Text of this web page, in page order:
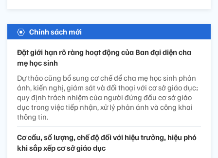
Chính sách mới
Đặt giới hạn rõ ràng hoạt động của Ban đại diện cha
mẹ học sinh
Dự thảo cũng bổ sung cơ chế để cha mẹ học sinh phản
ánh, kiến nghị, giám sát và đối thoại với cơ sở giáo dục;
quy định trách nhiệm của người đứng đầu cơ sở giáo
dục trong việc tiếp nhận, xử lý phản ánh và công khai
thông tin.
Cơ cấu, số lượng, chế độ đối với hiệu trưởng, hiệu phó
khi sắp xếp cơ sở giáo dục